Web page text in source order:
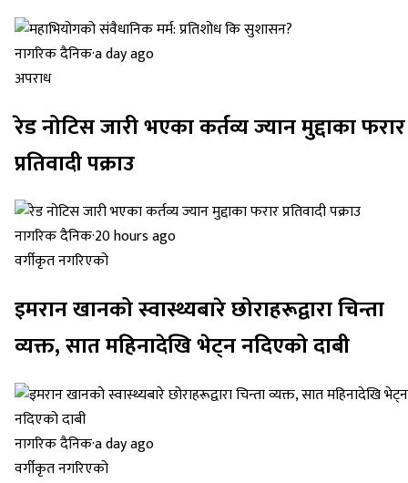
नागरिक दैनिक·a day ago
अपराध
रेड नोटिस जारी भएका कर्तव्य ज्यान मुद्दाका फरार
प्रतिवादी पक्राउ
नागरिक दैनिक·20 hours ago
वर्गीकृत नगरिएको
इमरान खानको स्वास्थ्यबारे छोराहरूद्वारा चिन्ता
व्यक्त, सात महिनादेखि भेट्न नदिएको दाबी
नागरिक दैनिक·a day ago
वर्गीकृत नगरिएको